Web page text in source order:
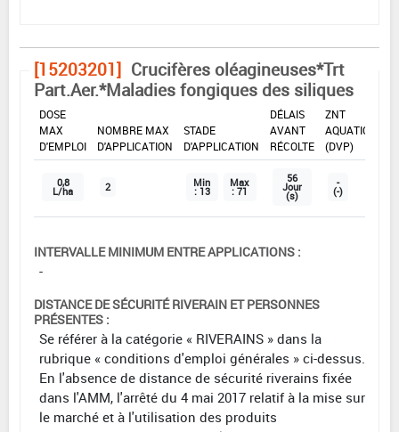
[15203201] Crucifères oléagineuses*Trt
Part.Aer.*Maladies fongiques des siliques
DOSE
MAX
D'EMPLOI
NOMBRE MAX
D'APPLICATION
STADE
D'APPLICATION
DÉLAIS
AVANT
RÉCOLTE
ZNT
AQUATIQUE
(DVP)
0,8
L/ha 2 Min
: 13
Max
: 71
56
Jour
(s)
-
(-)
INTERVALLE MINIMUM ENTRE APPLICATIONS :
-
DISTANCE DE SÉCURITÉ RIVERAIN ET PERSONNES
PRÉSENTES :
Se référer à la catégorie « RIVERAINS » dans la
rubrique « conditions d'emploi générales » ci-dessus.
En l'absence de distance de sécurité riverains fixée
dans l'AMM, l'arrêté du 4 mai 2017 relatif à la mise sur
le marché et à l'utilisation des produits